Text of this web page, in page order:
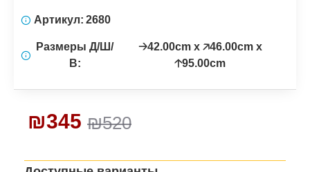
₪520
₪345
Артикул: 2680
Размеры Д/Ш/
В:
🡢42.00cm x 🡥46.00cm x
🡡95.00cm